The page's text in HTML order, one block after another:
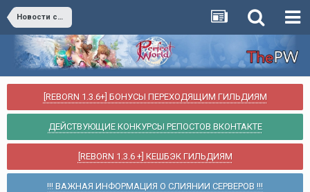
Новости сервера ThePW Nexus
[REBORN 1.3.6+] БОНУСЫ ПЕРЕХОДЯЩИМ ГИЛЬДИЯМ
ДЕЙСТВУЮЩИЕ КОНКУРСЫ РЕПОСТОВ ВКОНТАКТЕ
[REBORN 1.3.6 +] КЕШБЭК ГИЛЬДИЯМ
!!! ВАЖНАЯ ИНФОРМАЦИЯ О СЛИЯНИИ СЕРВЕРОВ !!!